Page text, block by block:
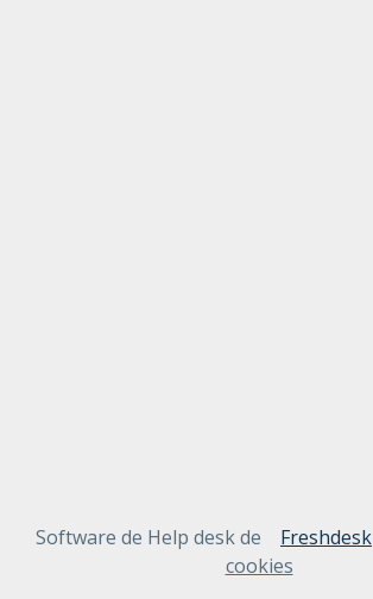
Software de Help desk de Freshdesk
cookies